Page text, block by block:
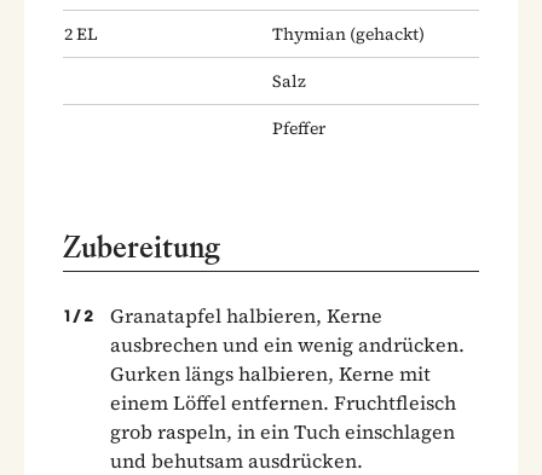
2EL Thymian (gehackt)
Salz
Pfeffer
Zubereitung
1 / 2
Granatapfel halbieren, Kerne
ausbrechen und ein wenig andrücken.
Gurken längs halbieren, Kerne mit
einem Löffel entfernen. Fruchtfleisch
grob raspeln, in ein Tuch einschlagen
und behutsam ausdrücken.